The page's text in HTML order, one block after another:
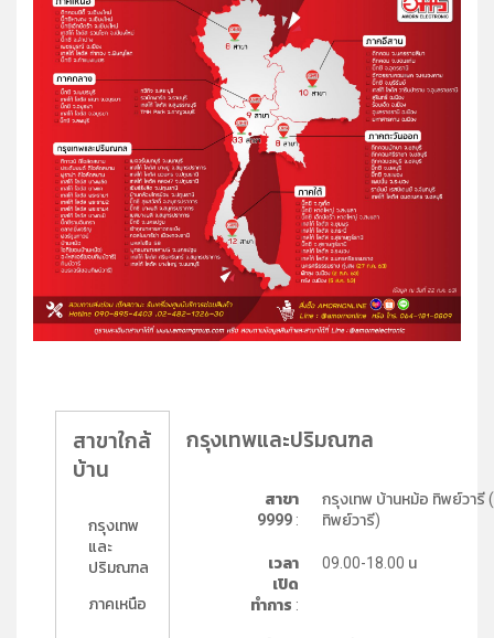
สาขาใกล้
บ้าน
กรุงเทพ
และ
ปริมณฑล
ภาคเหนือ
กรุงเทพและปริมณฑล
สาขา
9999:
กรุงเทพ บ้านหม้อ ทิพย์วารี
ทิพย์วารี)
เวลา
เปิด
ทำการ :
09.00-18.00 น